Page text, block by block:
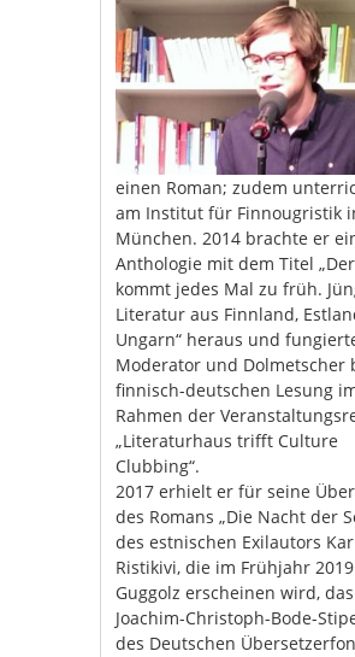
einen Roman; zudem
am Institut für Finnougristik
München. 2014 brachte er
Anthologie mit dem Titel
kommt jedes Mal zu früh.
Literatur aus Finnland,
Ungarn“ heraus und
Moderator und Dolmetscher
finnisch-deutschen Lesung
Rahmen der
„Literaturhaus trifft Culture
Clubbing“.
2017 erhielt er für seine
des Romans „Die Nacht der
des estnischen Exilautors
Ristikivi, die im Frühjahr
Guggolz erscheinen wird,
Joachim-Christoph-Bode-
des Deutschen